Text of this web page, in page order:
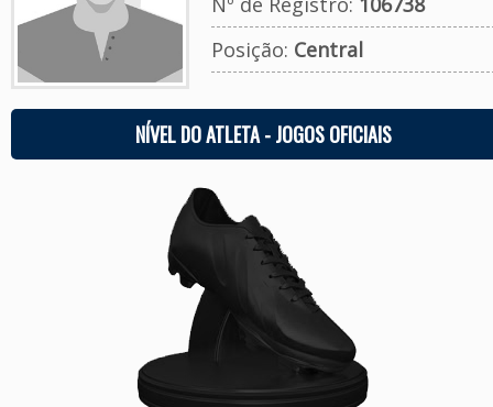
Posição: Central
NÍVEL DO ATLETA - JOGOS OFICIAIS